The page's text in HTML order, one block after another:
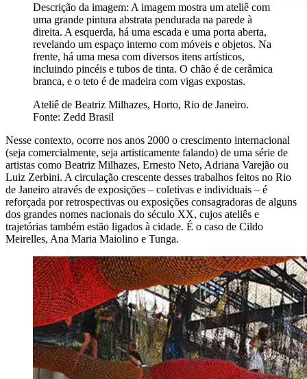
Descrição da imagem: A imagem mostra um ateliê com
uma grande pintura abstrata pendurada na parede à
direita. A esquerda, há uma escada e uma porta aberta,
revelando um espaço interno com móveis e objetos. Na
frente, há uma mesa com diversos itens artísticos,
incluindo pincéis e tubos de tinta. O chão é de cerâmica
branca, e o teto é de madeira com vigas expostas.
Ateliê de Beatriz Milhazes, Horto, Rio de Janeiro.
Fonte: Zedd Brasil
Nesse contexto, ocorre nos anos 2000 o crescimento internacional
(seja comercialmente, seja artisticamente falando) de uma série de
artistas como Beatriz Milhazes, Ernesto Neto, Adriana Varejão ou
Luiz Zerbini. A circulação crescente desses trabalhos feitos no Rio
de Janeiro através de exposições – coletivas e individuais – é
reforçada por retrospectivas ou exposições consagradoras de alguns
dos grandes nomes nacionais do século XX, cujos ateliês e
trajetórias também estão ligados à cidade. É o caso de Cildo
Meirelles, Ana Maria Maiolino e Tunga.